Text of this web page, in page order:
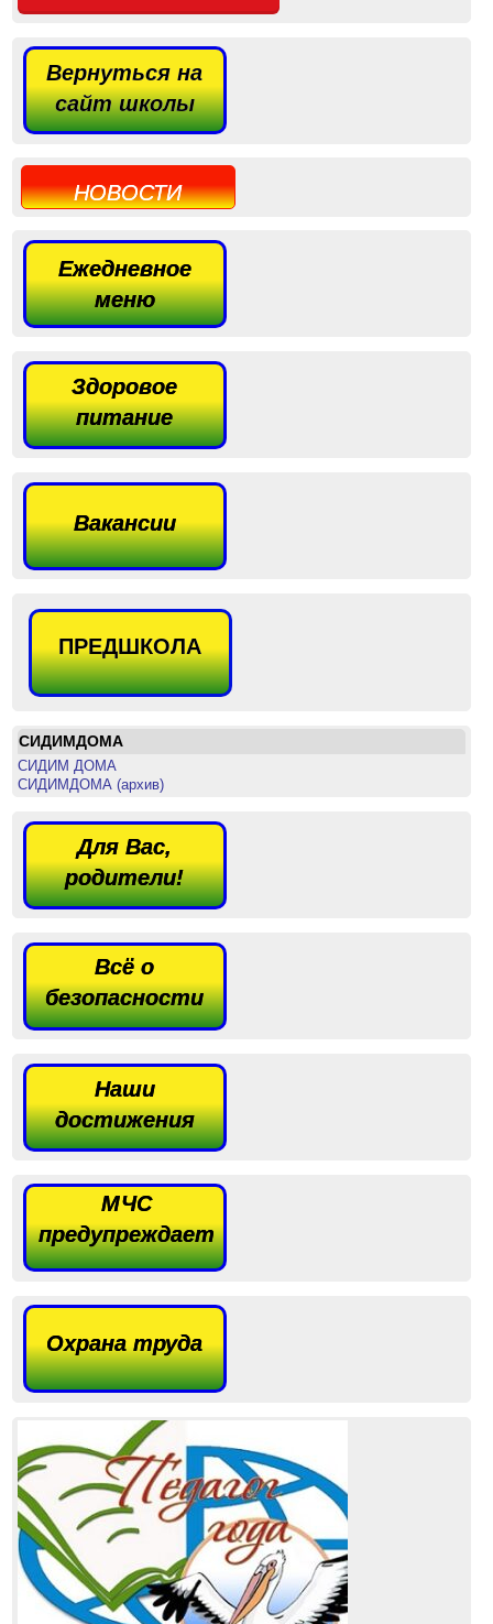
Вернуться на
сайт школы
НОВОСТИ
Ежедневное
меню
Здоровое
питание
Вакансии
ПРЕДШКОЛА
СИДИМДОМА
СИДИМ ДОМА
СИДИМДОМА (архив)
Для Вас,
родители!
Всё о
безопасности
Наши
достижения
МЧС
предупреждает
Охрана труда